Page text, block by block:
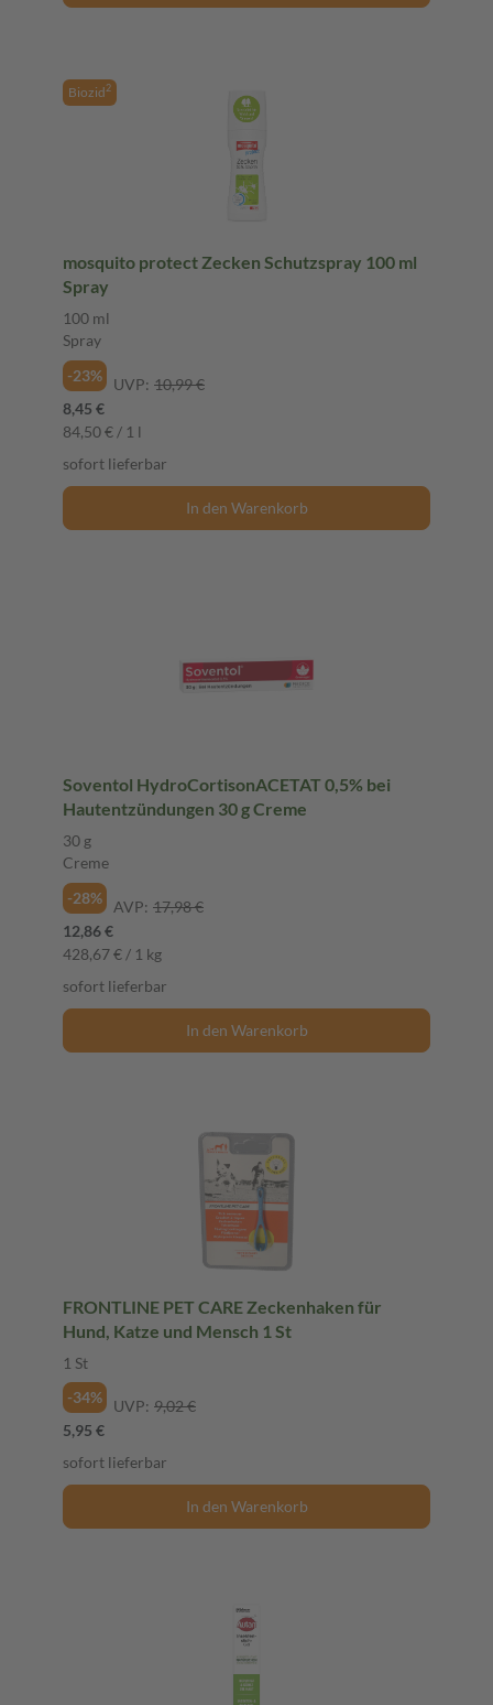
Biozid2
mosquito protect Zecken Schutzspray 100 ml
Spray
100 ml
Spray
-23%
UVP: 10,99 €
8,45 €
84,50 € / 1 l
sofort lieferbar
In den Warenkorb
Soventol HydroCortisonACETAT 0,5% bei
Hautentzündungen 30 g Creme
30 g
Creme
-28%
AVP: 17,98 €
12,86 €
428,67 € / 1 kg
sofort lieferbar
In den Warenkorb
FRONTLINE PET CARE Zeckenhaken für
Hund, Katze und Mensch 1 St
1 St
-34%
UVP: 9,02 €
5,95 €
sofort lieferbar
In den Warenkorb